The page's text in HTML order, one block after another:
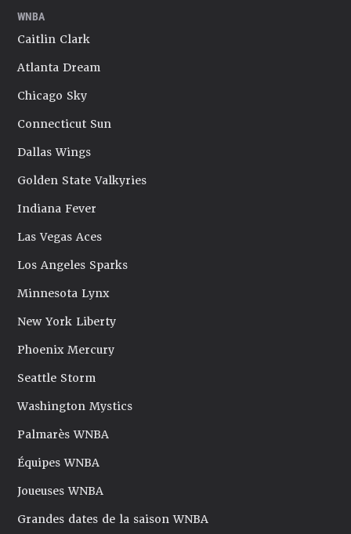
WNBA
Caitlin Clark
Atlanta Dream
Chicago Sky
Connecticut Sun
Dallas Wings
Golden State Valkyries
Indiana Fever
Las Vegas Aces
Los Angeles Sparks
Minnesota Lynx
New York Liberty
Phoenix Mercury
Seattle Storm
Washington Mystics
Palmarès WNBA
Équipes WNBA
Joueuses WNBA
Grandes dates de la saison WNBA